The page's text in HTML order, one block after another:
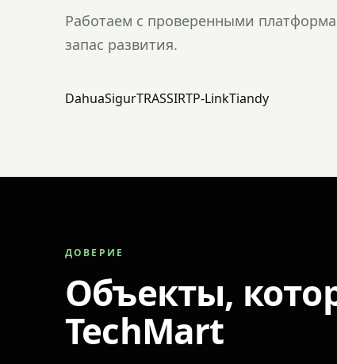
Работаем с проверенными
запас развития.
DahuaSigurTRASSIRTP-LinkTiandy
ДОВЕРИЕ
Объекты,
TechMart